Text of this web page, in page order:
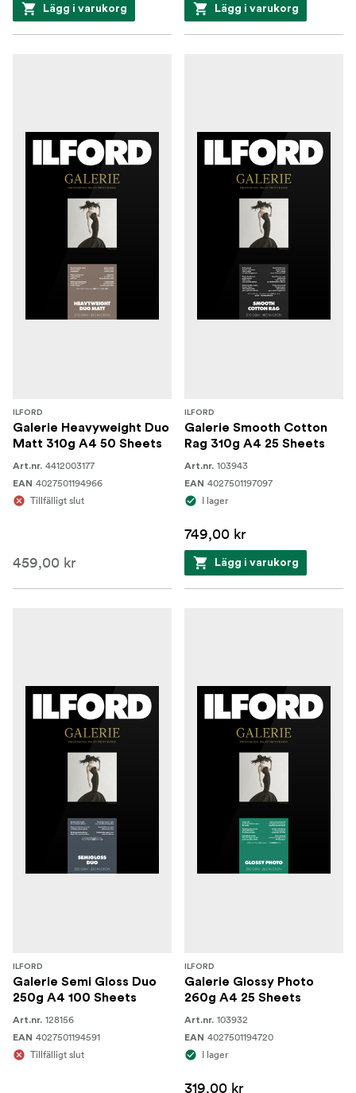
Lägg i varukorg Lägg i varukorg
ILFORD
Galerie Heavyweight Duo
Matt 310g A4 50 Sheets
Art.nr. 4412003177
EAN 4027501194966
Tillfälligt slut
459,00 kr
ILFORD
Galerie Smooth Cotton
Rag 310g A4 25 Sheets
Art.nr. 103943
EAN 4027501197097
I lager
749,00 kr
Lägg i varukorg
ILFORD
Galerie Semi Gloss Duo
250g A4 100 Sheets
Art.nr. 128156
EAN 4027501194591
Tillfälligt slut
ILFORD
Galerie Glossy Photo
260g A4 25 Sheets
Art.nr. 103932
EAN 4027501194720
I lager
319,00 kr